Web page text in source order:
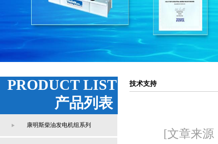
PRODUCT LIST
产品列表
康明斯柴油发电机组系列
技术支持
[文章来源